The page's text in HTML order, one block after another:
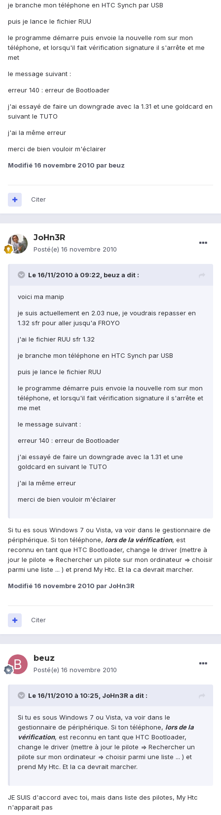
je branche mon téléphone en HTC Synch par USB
puis je lance le fichier RUU
le programme démarre puis envoie la nouvelle rom sur mon
téléphone, et lorsqu'il fait vérification signature il s'arrête et me
met
le message suivant :
erreur 140 : erreur de Bootloader
j'ai essayé de faire un downgrade avec la 1.31 et une goldcard en
suivant le TUTO
j'ai la même erreur
merci de bien vouloir m'éclairer
Modifié 16 novembre 2010 par beuz
Citer
JoHn3R
Posté(e) 16 novembre 2010
Le 16/11/2010 à 09:22, beuz a dit :
voici ma manip
je suis actuellement en 2.03 nue, je voudrais repasser en
1.32 sfr pour aller jusqu'a FROYO
j'ai le fichier RUU sfr 1.32
je branche mon téléphone en HTC Synch par USB
puis je lance le fichier RUU
le programme démarre puis envoie la nouvelle rom sur mon
téléphone, et lorsqu'il fait vérification signature il s'arrête et
me met
le message suivant :
erreur 140 : erreur de Bootloader
j'ai essayé de faire un downgrade avec la 1.31 et une
goldcard en suivant le TUTO
j'ai la même erreur
merci de bien vouloir m'éclairer
Si tu es sous Windows 7 ou Vista, va voir dans le gestionnaire de
périphérique. Si ton téléphone, lors de la vérification, est
reconnu en tant que HTC Bootloader, change le driver (mettre à
jour le pilote => Rechercher un pilote sur mon ordinateur => choisir
parmi une liste ... ) et prend My Htc. Et la ca devrait marcher.
Modifié 16 novembre 2010 par JoHn3R
Citer
beuz
Posté(e) 16 novembre 2010
Le 16/11/2010 à 10:25, JoHn3R a dit :
Si tu es sous Windows 7 ou Vista, va voir dans le
gestionnaire de périphérique. Si ton téléphone, lors de la
vérification, est reconnu en tant que HTC Bootloader,
change le driver (mettre à jour le pilote => Rechercher un
pilote sur mon ordinateur => choisir parmi une liste ... ) et
prend My Htc. Et la ca devrait marcher.
JE SUIS d'accord avec toi, mais dans liste des pilotes, My Htc
n'apparait pas